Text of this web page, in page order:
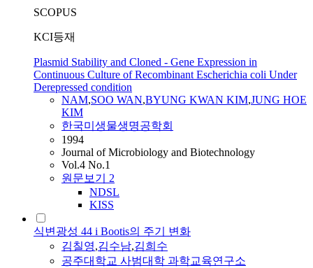
SCOPUS
KCI등재
Plasmid Stability and Cloned - Gene Expression in
Continuous Culture of Recombinant Escherichia coli Under
Derepressed condition
NAM,SOO WAN,BYUNG KWAN KIM,JUNG HOE
KIM
한국미생물생명공학회
1994
Journal of Microbiology and Biotechnology
Vol.4 No.1
원문보기 2
NDSL
KISS
식변광성 44 i Bootis의 주기 변화
김칠영,김수남,김희수
공주대학교 사범대학 과학교육연구소